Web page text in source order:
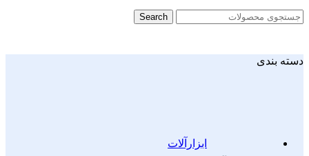
Search
دسته بندی
ابزارآلات